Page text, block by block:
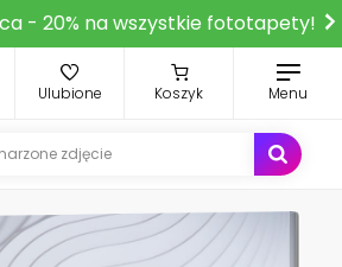
- 20% na wszystkie fototapety!
Ulubione Koszyk Menu